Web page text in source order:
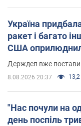
Україна
ракет і багато
США
Держдеп вже
8.08.2026 20:37 13,2
"Нас почули на
день поспіль